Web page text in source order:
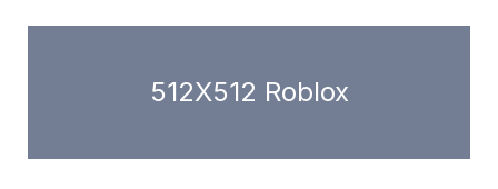
512X512 Roblox